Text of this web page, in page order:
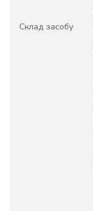
Склад засобу